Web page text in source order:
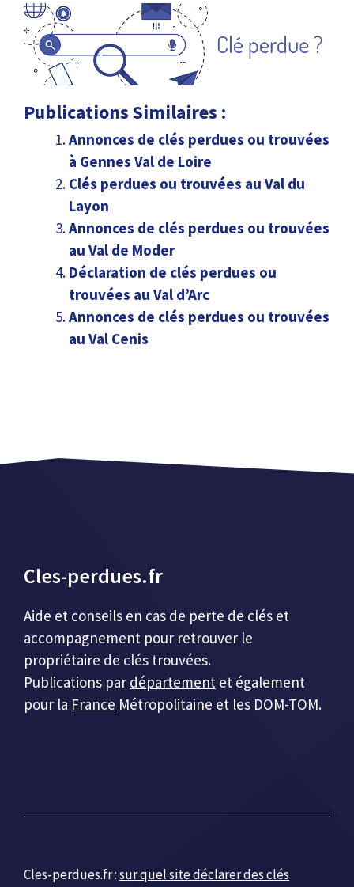
Publications Similaires :
Annonces de clés perdues ou trouvées
à Gennes Val de Loire
Clés perdues ou trouvées au Val du
Layon
Annonces de clés perdues ou trouvées
au Val de Moder
Déclaration de clés perdues ou
trouvées au Val d’Arc
Annonces de clés perdues ou trouvées
au Val Cenis
Cles-perdues.fr
Aide et conseils en cas de perte de clés et
accompagnement pour retrouver le
propriétaire de clés trouvées.
Publications par département et également
pour la France Métropolitaine et les DOM-TOM.
Cles-perdues.fr :sur quel site déclarer des clés